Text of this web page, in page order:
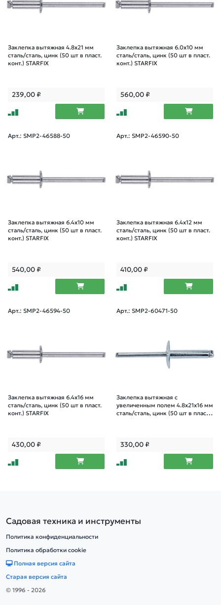
Заклепка вытяжная 4.8х21 мм
сталь/сталь, цинк (50 шт в пласт.
конт.) STARFIX
239,00₽
Заклепка вытяжная 6.0х10 мм
сталь/сталь, цинк (50 шт в пласт.
конт.) STARFIX
560,00₽
Арт.: SMP2-46588-50
Заклепка вытяжная 6.4х10 мм
сталь/сталь, цинк (50 шт в пласт.
конт.) STARFIX
540,00₽
Арт.: SMP2-46590-50
Заклепка вытяжная 6.4х12 мм
сталь/сталь, цинк (50 шт в пласт.
конт.) STARFIX
410,00₽
Арт.: SMP2-46594-50
Заклепка вытяжная 6.4х16 мм
сталь/сталь, цинк (50 шт в пласт.
конт.) STARFIX
430,00₽
Арт.: SMP2-60471-50
Заклепка вытяжная с
увеличенным полем 4.8х21х16 мм
сталь/сталь, цинк (50 шт в пласт.
330,00₽
Садовая техника и инструменты
Политика конфиденциальности
Политика обработки cookie
Полная версия сайта
Старая версия сайта
© 1996 - 2026